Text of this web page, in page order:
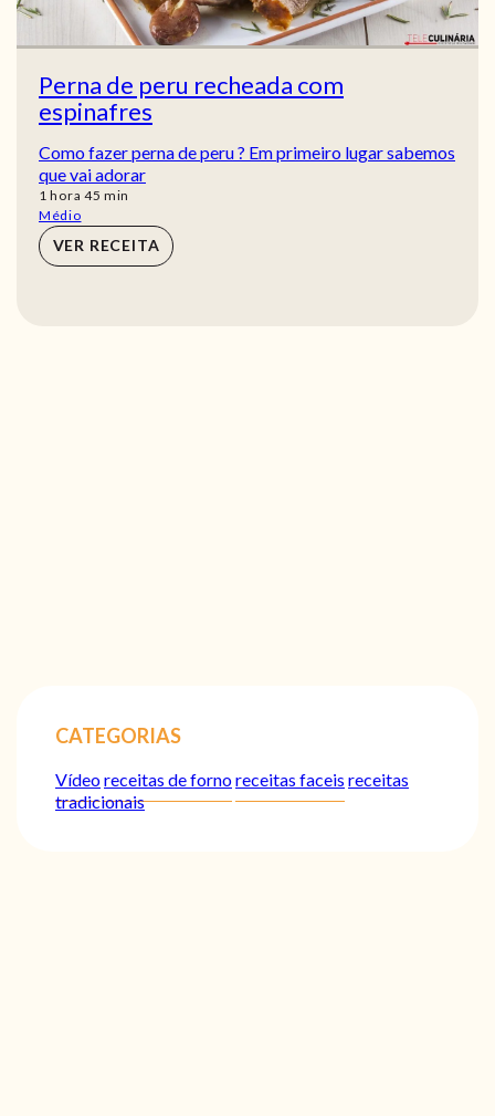
Perna de peru recheada com
espinafres
Como fazer perna de peru ? Em primeiro lugar sabemos
que vai adorar
1 hora
hora 45 min
min
Médio
VER RECEITA
CATEGORIAS
Vídeoreceitas de fornoreceitas faceis receitas
tradicionais